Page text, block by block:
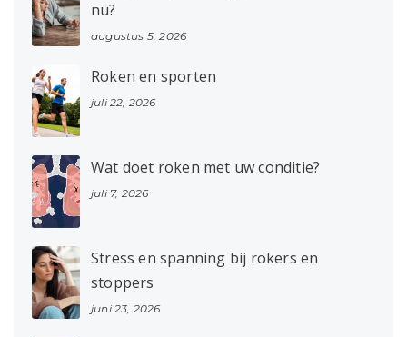
nu?
augustus 5, 2026
Roken en sporten
juli 22, 2026
Wat doet roken met uw conditie?
juli 7, 2026
Stress en spanning bij rokers en
stoppers
juni 23, 2026